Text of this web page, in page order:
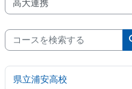
コースカテゴリ
コースを検索する
県立浦安高校